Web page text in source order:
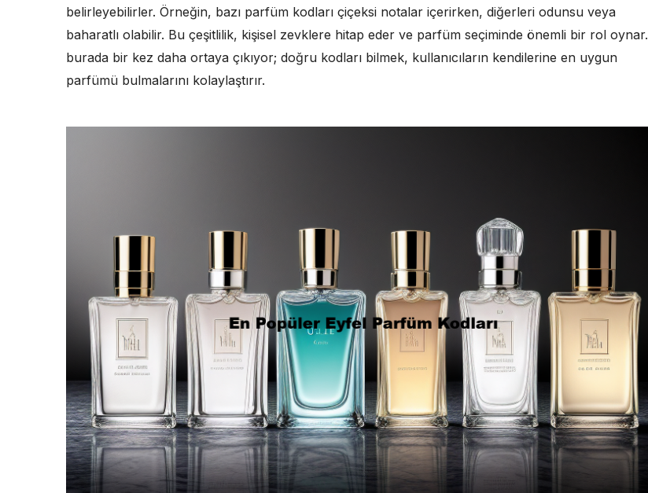
belirleyebilirler. Örneğin, bazı parfüm kodları çiçeksi notalar içerirken, diğerleri odunsu veya
baharatlı olabilir. Bu çeşitlilik, kişisel zevklere hitap eder ve parfüm seçiminde önemli bir rol oynar.
burada bir kez daha ortaya çıkıyor; doğru kodları bilmek, kullanıcıların kendilerine en uygun
parfümü bulmalarını kolaylaştırır.